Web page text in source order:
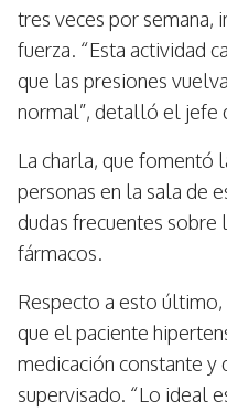
tres veces por semana,
fuerza. “Esta actividad
que las presiones
normal”, detalló el jefe
La charla, que fomentó
personas en la sala de
dudas frecuentes sobre
fármacos.
Respecto a esto
que el paciente
medicación constante y
supervisado. “Lo ideal